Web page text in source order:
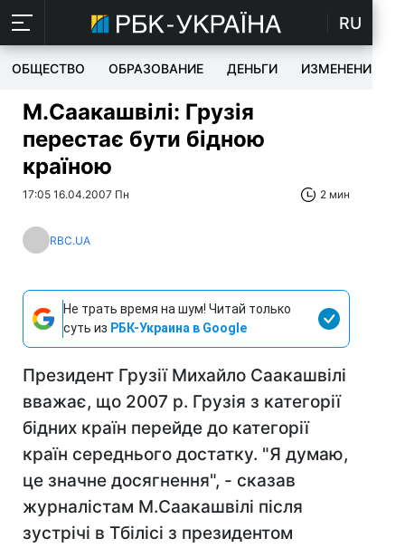
RU
ОБЩЕСТВО ОБРАЗОВАНИЕ ДЕНЬГИ ИЗМЕНЕНИЯ
М.Саакашвілі: Грузія
перестає бути бідною
країною
17:05 16.04.2007 Пн 2 мин
RBC.UA
Не трать время на шум! Читай только
суть из РБК-Украина в Google
Президент Грузії Михайло Саакашвілі
вважає, що 2007 р. Грузія з категорії
бідних країн перейде до категорії
країн середнього достатку. "Я думаю,
це значне досягнення", - сказав
журналістам М.Саакашвілі після
зустрічі в Тбілісі з президентом